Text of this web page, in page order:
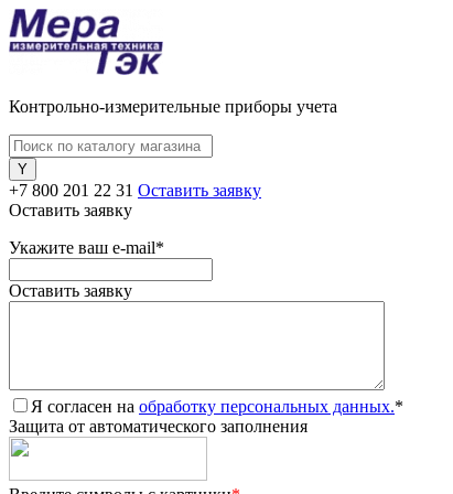
Контрольно-измерительные приборы учета
+7 800 201 22 31 Оставить заявку
Оставить заявку
Укажите ваш e-mail*
Оставить заявку
Я согласен на обработку персональных данных.*
Защита от автоматического заполнения